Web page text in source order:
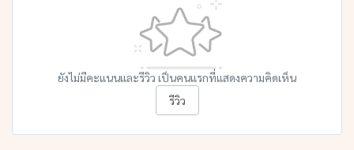
ยังไม่มีคะแนนและรีวิว เป็นคนแรกที่แสดงความคิดเห็น
รีวิว